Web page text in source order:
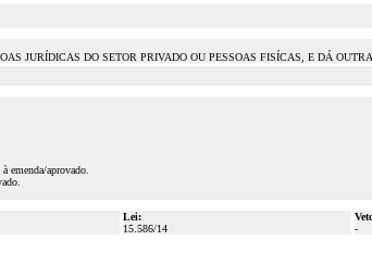
JURÍDICAS DO SETOR PRIVADO OU PESSOAS FISÍCAS, E DÁ
emenda/aprovado.
Lei:
15.586/14
-